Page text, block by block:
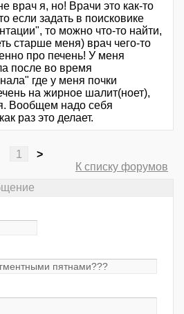
врач я, но! Врачи это как-то
если задать в поисковике
то можно что-то найти,
старше меня) врач чего-то
про печень! У меня
после во время
где у меня почки
на жирное шалит(ноет),
Вообщем надо себя
раз это делает.
1
>
К списку форумов